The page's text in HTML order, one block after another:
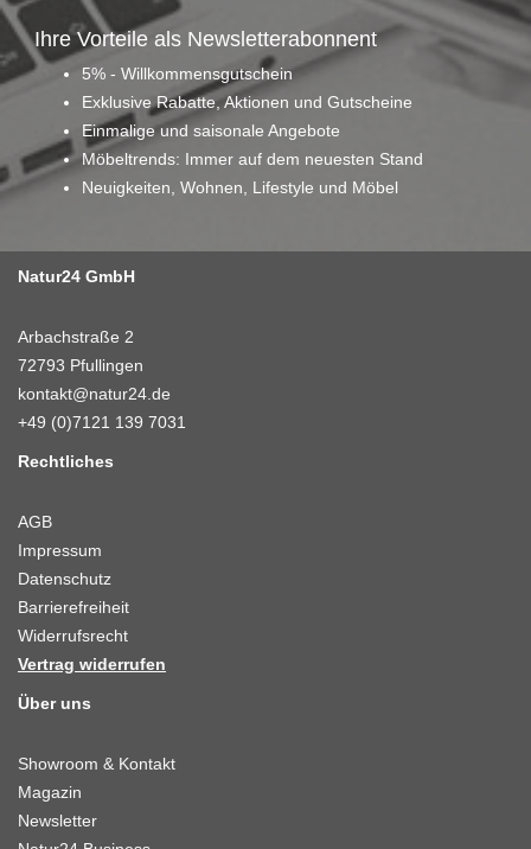
Ihre Vorteile als Newsletterabonnent
5% - Willkommensgutschein
Exklusive Rabatte, Aktionen und Gutscheine
Einmalige und saisonale Angebote
Möbeltrends: Immer auf dem neuesten Stand
Neuigkeiten, Wohnen, Lifestyle und Möbel
Natur24 GmbH
Arbachstraße 2
72793 Pfullingen
kontakt@natur24.de
+49 (0)7121 139 7031
Rechtliches
AGB
Impressum
Datenschutz
Barrierefreiheit
Widerrufsrecht
Vertrag widerrufen
Über uns
Showroom & Kontakt
Magazin
Newsletter